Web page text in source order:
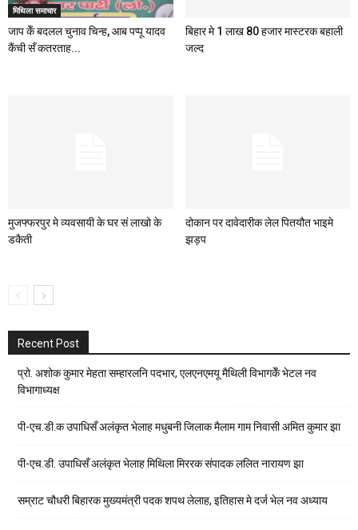
मिथिला समाचार
जाप केँ बदलल चुनाव चिन्ह, आब पप्पू यादव
कैंची सँ कतरताह...
बिहार मे 1 लाख 80 हजार मास्टरक बहाली
जल्द
मुजफ्फरपुर मे व्यवसायी के घर सं लाखो के
डकैती
दोकान पर दावेदारीक लेल पितयौत भाइमे
झड़प
Recent Post
प्रो. अशोक कुमार मेहता सम्हारलनि पदभार, एलएनएमयू मैथिली विभागकेँ भेटल नव
विभागाध्यक्ष
पी-एच.डी.क उपाधिसँ अलंकृत भेलाह मधुबनी जिलाक मैलाम गाम निवासी अमित कुमार झा
पी-एच.डी. उपाधिसँ अलंकृत भेलाह मिथिला मिररक संपादक ललित नारायण झा
सम्राट चौधरी बिहारक मुख्यमंत्री पदक शपथ लेलाह, इतिहास मे दर्ज भेल नव अध्याय